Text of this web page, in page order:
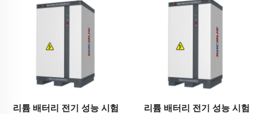
리튬 배터리 전기 성능 시험
리튬 배터리 전기 성능 시험